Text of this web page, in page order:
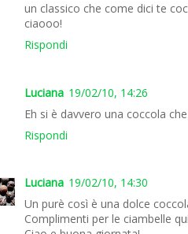
un classico che come dici te
ciaooo!
Rispondi
Luciana 19/02/10, 14:26
Eh si è davvero una coccola
Rispondi
Luciana 19/02/10, 14:30
Un purè così è una dolce
Complimenti per le ciambelle